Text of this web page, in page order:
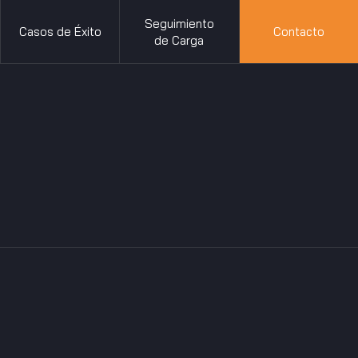
Casos de Éxito
Seguimiento
de Carga
Contacto